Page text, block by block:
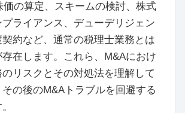
価の算定、スキームの検討、株式
ライアンス、デューデリジェン
約など、通常の税理士業務とは
在します。これら、M&Aにおけ
リスクとその対処法を理解して
の後のM&Aトラブルを回避する